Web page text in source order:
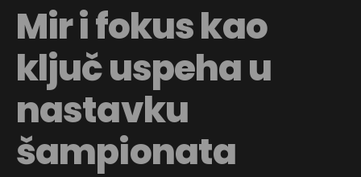
Mir i fokus kao
ključ uspeha u
nastavku
šampionata